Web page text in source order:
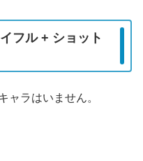
フル + ショット
ャラはいません。